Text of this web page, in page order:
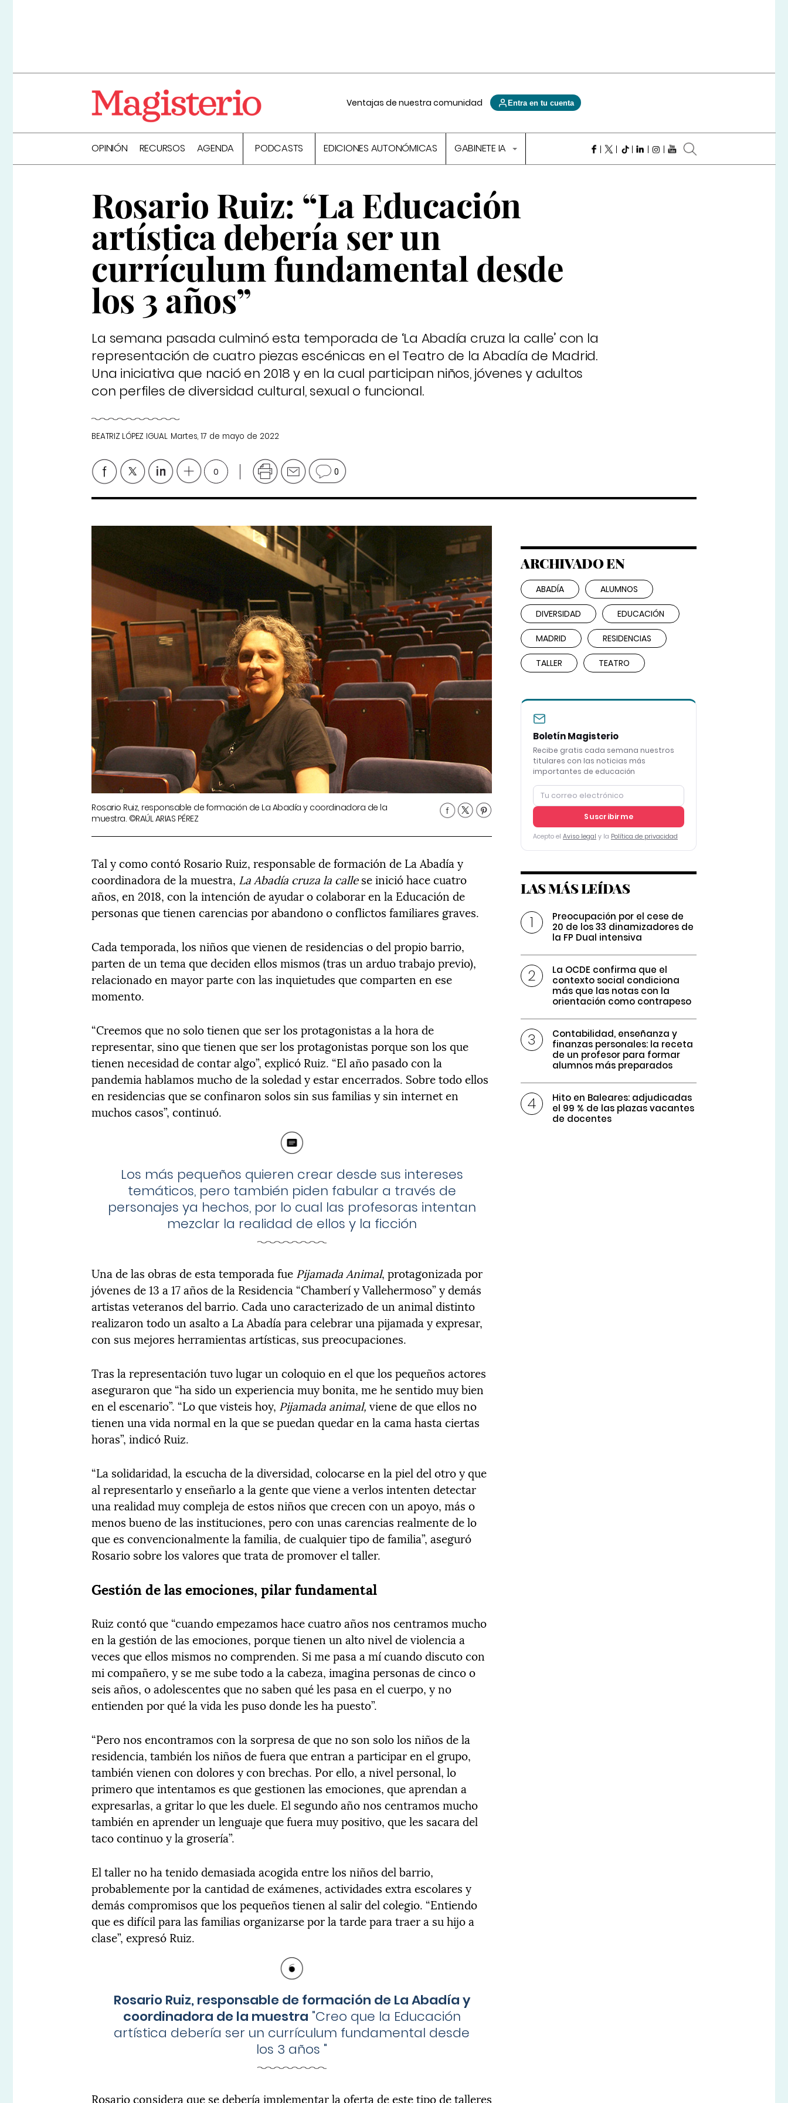
Ventajas de nuestra comunidad Entra en tu cuenta
OPINIÓN RECURSOS AGENDA PODCASTS EDICIONES AUTONÓMICAS GABINETE IA
Rosario Ruiz: “La Educación
artística debería ser un
currículum fundamental desde
los 3 años”
La semana pasada culminó esta temporada de ‘La Abadía cruza la calle’ con la
representación de cuatro piezas escénicas en el Teatro de la Abadía de Madrid.
Una iniciativa que nació en 2018 y en la cual participan niños, jóvenes y adultos
con perfiles de diversidad cultural, sexual o funcional.
BEATRIZ LÓPEZ IGUAL Martes, 17 de mayo de 2022
0 0
Rosario Ruiz, responsable de formación de La Abadía y coordinadora de la
muestra. ©RAÚL ARIAS PÉREZ
Tal y como contó Rosario Ruiz, responsable de formación de La Abadía y
coordinadora de la muestra, La Abadía cruza la callese inició hace cuatro
años, en 2018, con la intención de ayudar o colaborar en la Educación de
personas que tienen carencias por abandono o conflictos familiares graves.
Cada temporada, los niños que vienen de residencias o del propio barrio,
parten de un tema que deciden ellos mismos (tras un arduo trabajo previo),
relacionado en mayor parte con las inquietudes que comparten en ese
momento.
“Creemos que no solo tienen que ser los protagonistas a la hora de
representar, sino que tienen que ser los protagonistas porque son los que
tienen necesidad de contar algo”, explicó Ruiz. “El año pasado con la
pandemia hablamos mucho de la soledad y estar encerrados. Sobre todo ellos
en residencias que se confinaron solos sin sus familias y sin internet en
muchos casos”, continuó.
Los más pequeños quieren crear desde sus intereses
temáticos, pero también piden fabular a través de
personajes ya hechos, por lo cual las profesoras intentan
mezclar la realidad de ellos y la ficción
Una de las obras de esta temporada fue Pijamada Animal, protagonizada por
jóvenes de 13 a 17 años de la Residencia “Chamberí y Vallehermoso” y demás
artistas veteranos del barrio. Cada uno caracterizado de un animal distinto
realizaron todo un asalto a La Abadía para celebrar una pijamada y expresar,
con sus mejores herramientas artísticas, sus preocupaciones.
Tras la representación tuvo lugar un coloquio en el que los pequeños actores
aseguraron que “ha sido un experiencia muy bonita, me he sentido muy bien
en el escenario”. “Lo que visteis hoy, Pijamada animal, viene de que ellos no
tienen una vida normal en la que se puedan quedar en la cama hasta ciertas
horas”, indicó Ruiz.
“La solidaridad, la escucha de la diversidad, colocarse en la piel del otro y que
al representarlo y enseñarlo a la gente que viene a verlos intenten detectar
una realidad muy compleja de estos niños que crecen con un apoyo, más o
menos bueno de las instituciones, pero con unas carencias realmente de lo
que es convencionalmente la familia, de cualquier tipo de familia”, aseguró
Rosario sobre los valores que trata de promover el taller.
Gestión de las emociones, pilar fundamental
Ruiz contó que “cuando empezamos hace cuatro años nos centramos mucho
en la gestión de las emociones, porque tienen un alto nivel de violencia a
veces que ellos mismos no comprenden. Si me pasa a mí cuando discuto con
mi compañero, y se me sube todo a la cabeza, imagina personas de cinco o
seis años, o adolescentes que no saben qué les pasa en el cuerpo, y no
entienden por qué la vida les puso donde les ha puesto”.
“Pero nos encontramos con la sorpresa de que no son solo los niños de la
residencia, también los niños de fuera que entran a participar en el grupo,
también vienen con dolores y con brechas. Por ello, a nivel personal, lo
primero que intentamos es que gestionen las emociones, que aprendan a
expresarlas, a gritar lo que les duele. El segundo año nos centramos mucho
también en aprender un lenguaje que fuera muy positivo, que les sacara del
taco continuo y la grosería”.
El taller no ha tenido demasiada acogida entre los niños del barrio,
probablemente por la cantidad de exámenes, actividades extra escolares y
demás compromisos que los pequeños tienen al salir del colegio. “Entiendo
que es difícil para las familias organizarse por la tarde para traer a su hijo a
clase”, expresó Ruiz.
Rosario Ruiz, responsable de formación de La Abadía y
coordinadora de la muestra "Creo que la Educación
artística debería ser un currículum fundamental desde
los 3 años "
Rosario considera que se debería implementar la oferta de este tipo de talleres
ARCHIVADO EN
ABADÍA ALUMNOS
DIVERSIDAD EDUCACIÓN
MADRID RESIDENCIAS
TALLER TEATRO
Boletín Magisterio
Recibe gratis cada semana nuestros
titulares con las noticias más
importantes de educación
Suscribirme
Acepto el Aviso legal y la Política de privacidad
LAS MÁS LEÍDAS
Preocupación por el cese de
20 de los 33 dinamizadores de
la FP Dual intensiva
La OCDE confirma que el
contexto social condiciona
más que las notas con la
orientación como contrapeso
Contabilidad, enseñanza y
finanzas personales: la receta
de un profesor para formar
alumnos más preparados
Hito en Baleares: adjudicadas
el 99 % de las plazas vacantes
de docentes